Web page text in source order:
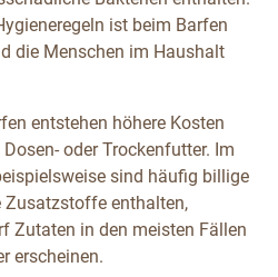
ist beim Barfen
die Menschen im Haushalt
entstehen höhere Kosten
oder Trockenfutter. Im
sind häufig billige
enthalten,
Zutaten in den meisten Fällen
erscheinen.